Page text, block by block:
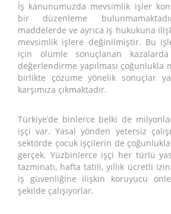
İş kanunumuzda mevsimlik işler
bir düzenleme
maddelerde ve ayrıca iş hukukuna
mevsimlik işlere değinilmiştir. Bu
için ölümle sonuçlanan
değerlendirme yapılması çoğunlukla
birlikte çözüme yönelik sonuçlar
karşımıza çıkmaktadır.
Türkiye’de binlerce belki de
işçi var. Yasal yönden yetersiz
sektörde çocuk işçilerin de
gerçek. Yüzbinlerce işçi her türlü
tazminatı, hafta tatili, yıllık ücretli
iş güvenliğine ilişkin koruyucu
şekilde çalışıyorlar.